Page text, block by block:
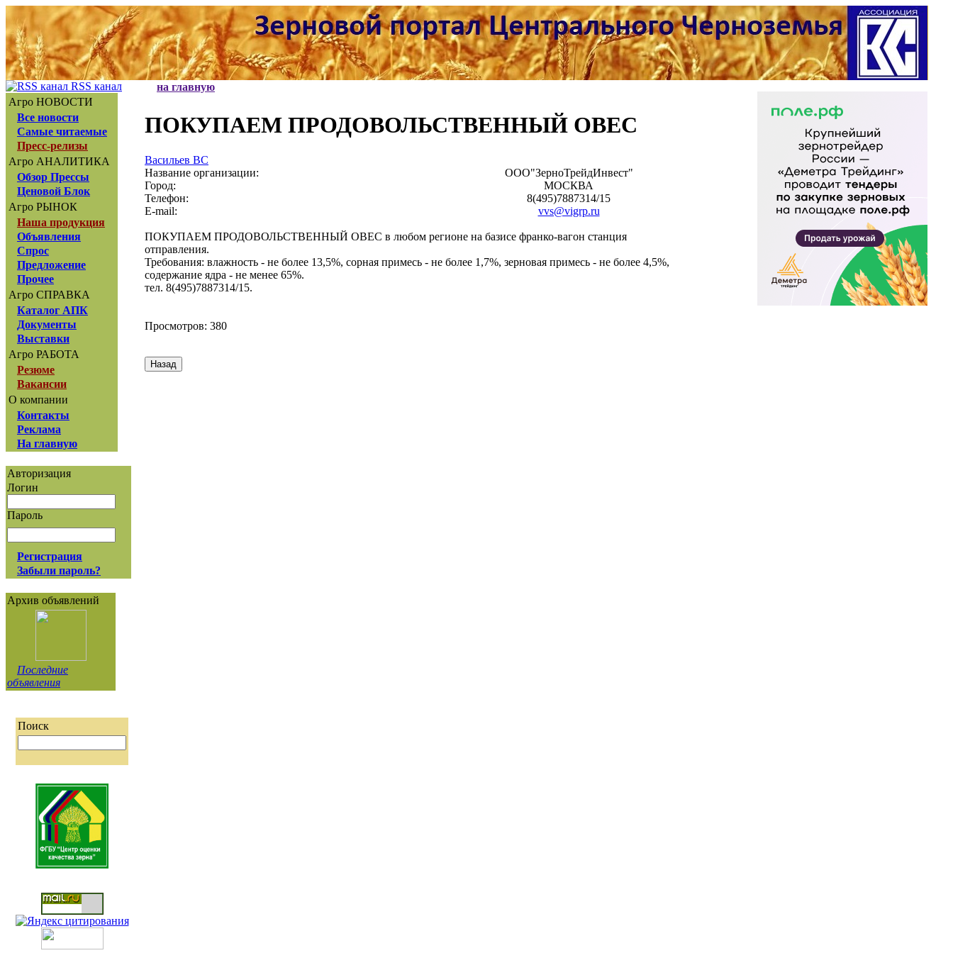
RSS канал
Агро НОВОСТИ
Все новости
Самые читаемые
Пресс-релизы
Агро АНАЛИТИКА
Обзор Прессы
Ценовой Блок
Агро РЫНОК
Наша продукция
Объявления
Спрос
Предложение
Прочее
Агро СПРАВКА
Каталог АПК
Документы
Выставки
Агро РАБОТА
Резюме
Вакансии
О компании
Контакты
Реклама
На главную
Авторизация
Логин
Пароль
Регистрация
Забыли пароль?
Архив объявлений
Последние
объявления
Поиск
на главную
ПОКУПАЕМ ПРОДОВОЛЬСТВЕННЫЙ ОВЕС
Васильев ВС
Название организации:
ООО"ЗерноТрейдИнвест"
Город:
МОСКВА
Телефон:
8(495)7887314/15
E-mail:
vvs@vigrp.ru
ПОКУПАЕМ ПРОДОВОЛЬСТВЕННЫЙ ОВЕС в любом регионе на базисе франко-вагон станция
отправления.
Требования: влажность - не более 13,5%, сорная примесь - не более 1,7%, зерновая примесь - не более 4,5%,
содержание ядра - не менее 65%.
тел. 8(495)7887314/15.
Просмотров: 380